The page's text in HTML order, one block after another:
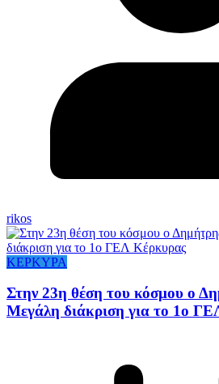
rikos
ΚΕΡΚΥΡΑ
Στην 23η θέση του κόσμου ο
Μεγάλη διάκριση για το 1ο